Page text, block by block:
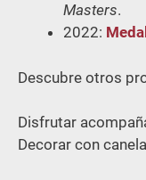
Masters.
2022:
Descubre otros
Disfrutar
Decorar con